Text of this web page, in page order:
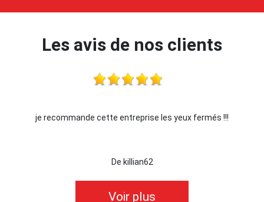
Les avis de nos clients
je recommande cette entreprise les yeux fermés !!!
De killian62
Voir plus